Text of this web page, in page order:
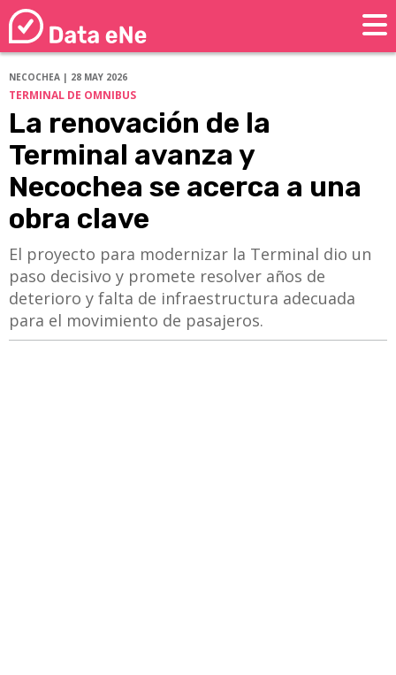
NECOCHEA | 28 MAY 2026
TERMINAL DE OMNIBUS
La renovación de la
Terminal avanza y
Necochea se acerca a una
obra clave
El proyecto para modernizar la Terminal dio un
paso decisivo y promete resolver años de
deterioro y falta de infraestructura adecuada
para el movimiento de pasajeros.